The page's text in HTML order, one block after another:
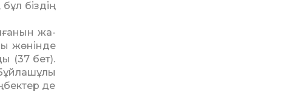
біздің
жа­
жө­нін­де
(37 бет).
де